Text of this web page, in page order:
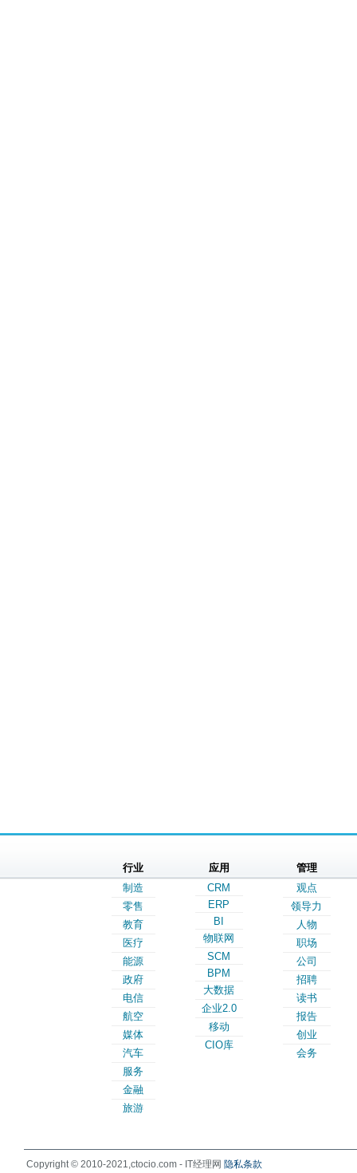
行业
制造
零售
教育
医疗
能源
政府
电信
航空
媒体
汽车
服务
金融
旅游
应用
CRM
ERP
BI
物联网
SCM
BPM
大数据
企业2.0
移动
CIO库
管理
观点
领导力
人物
职场
公司
招聘
读书
报告
创业
会务
Copyright © 2010-2021,ctocio.com - IT经理网 隐私条款